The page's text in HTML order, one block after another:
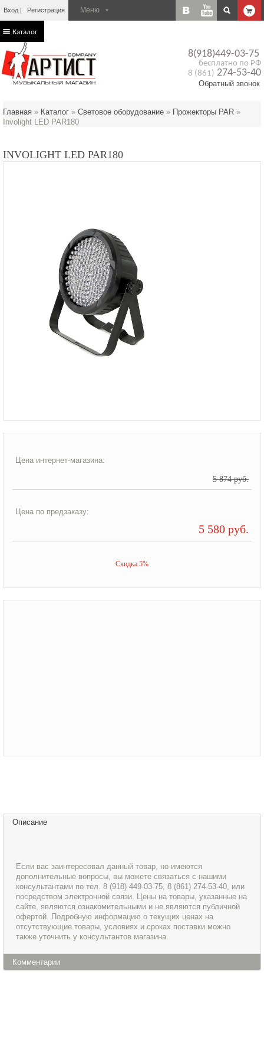
Вход Регистрация
8(918)449-03-75
бесплатно по РФ
8 (861) 274-53-40
Обратный звонок
Каталог
Главная » Каталог » Световое оборудование » Прожекторы PAR »
Involight LED PAR180
INVOLIGHT LED PAR180
Цена интернет-магазина:
5 874 руб.
Цена по предзаказу:
5 580 руб.
Скидка 5%
Описание
Если вас заинтересовал данный товар, но имеются
дополнительные вопросы, вы можете связаться с нашими
консультантами по тел. 8 (918) 449-03-75, 8 (861) 274-53-40, или
посредством электронной связи. Цены на товары, указанные на
сайте, являются ознакомительными и не являются публичной
офертой. Подробную информацию о текущих ценах на
отсутствующие товары, условиях и сроках поставки можно
также уточнить у консультантов магазина.
Комментарии